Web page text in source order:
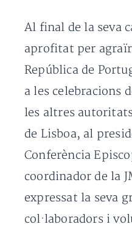
Al final de la seva
aprofitat per
República de
a les celebracions
les altres
de Lisboa, al
Conferència
coordinador de la
expressat la seva
col·laboradors i